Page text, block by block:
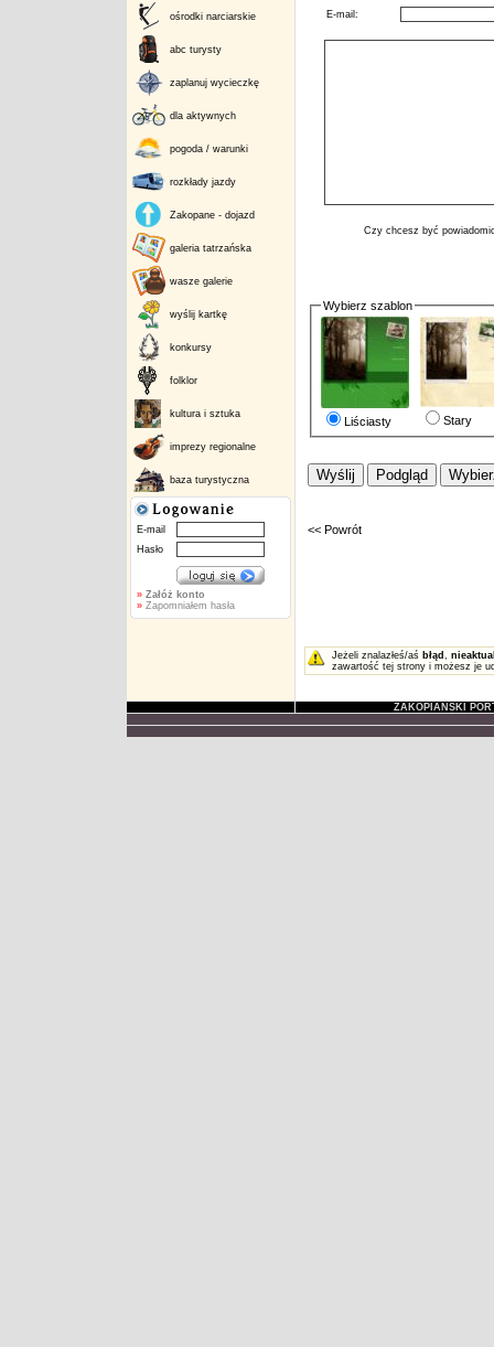
ośrodki narciarskie
abc turysty
zaplanuj wycieczkę
dla aktywnych
pogoda / warunki
rozkłady jazdy
Zakopane - dojazd
galeria tatrzańska
wasze galerie
wyślij kartkę
konkursy
folklor
kultura i sztuka
imprezy regionalne
baza turystyczna
E-mail
Hasło
» Załóż konto
» Zapomniałem hasła
E-mail:
Czy chcesz być
Wybierz szablon
Liściasty Stary
<< Powrót
Jeżeli znalazłeś/aś błąd ,
zawartość tej strony i możesz je
ZAKOPIAŃSKI